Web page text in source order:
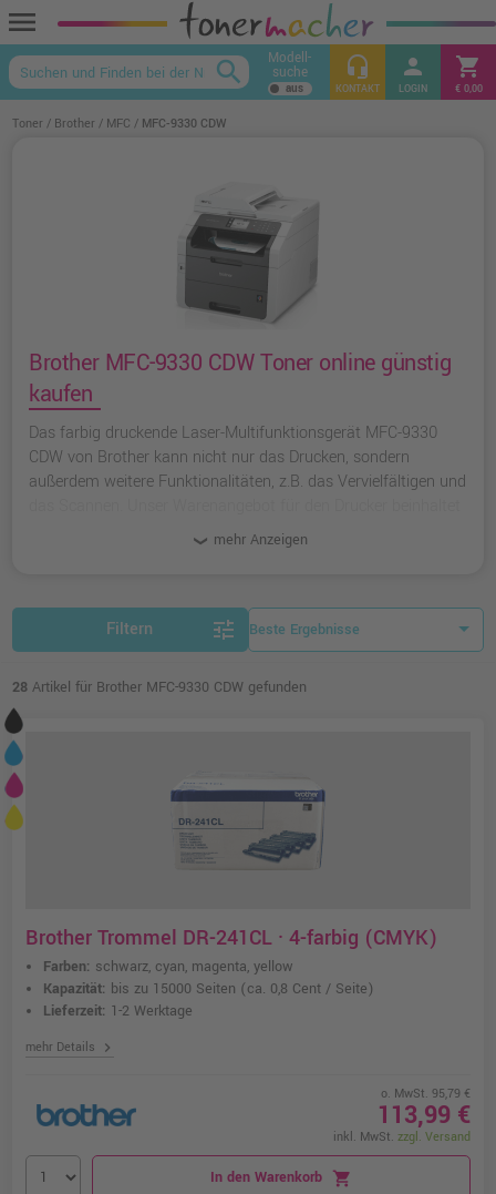
menu
keyboard_arrow_up
search Modell-
suche headset_mic
KONTAKT
person
LOGIN
shopping_cart
€ 0,00
Toner Brother MFC MFC-9330 CDW
Brother MFC-9330 CDW Toner online günstig
kaufen
Das farbig druckende Laser-Multifunktionsgerät MFC-9330
CDW von Brother kann nicht nur das Drucken, sondern
außerdem weitere Funktionalitäten, z.B. das Vervielfältigen und
kompatible und originale Toner und Zubehör-Artikel.
mehr Anzeigen
Filtern tune
28 Artikel für Brother MFC-9330 CDW gefunden
Brother Trommel DR-241CL · 4-farbig (CMYK)
Farben: schwarz, cyan, magenta, yellow
Kapazität: bis zu 15000 Seiten (ca. 0,8 Cent / Seite)
Lieferzeit: 1-2 Werktage
mehr Details chevron_right
o. MwSt. 95,79 €
113,99 €
inkl. MwSt. zzgl. Versand
In den Warenkorb shopping_cart